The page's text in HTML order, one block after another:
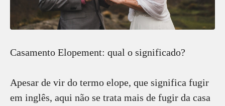
Casamento Elopement: qual o significado?
Apesar de vir do termo elope, que significa fugir
em inglês, aqui não se trata mais de fugir da casa